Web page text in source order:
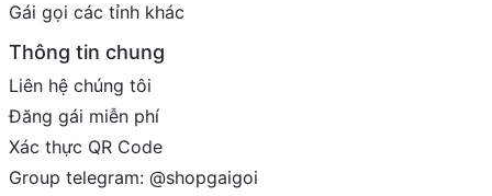
Gái gọi các tỉnh khác
Thông tin chung
Liên hệ chúng tôi
Đăng gái miễn phí
Xác thực QR Code
Group telegram: @shopgaigoi